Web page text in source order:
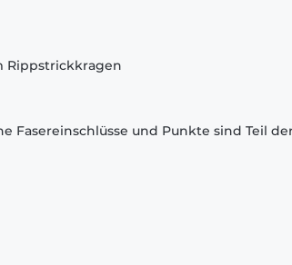
Rippstrickkragen
Fasereinschlüsse und Punkte sind Teil